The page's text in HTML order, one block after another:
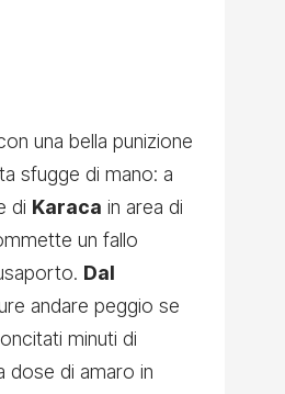
una bella punizione
sfugge di mano: a
di Karaca in area di
un fallo
Dal
andare peggio se
minuti di
dose di amaro in